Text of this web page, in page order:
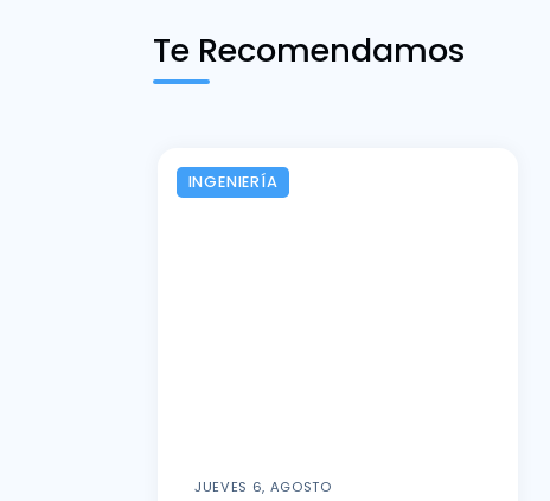
Te Recomendamos
INGENIERÍA
JUEVES 6, AGOSTO